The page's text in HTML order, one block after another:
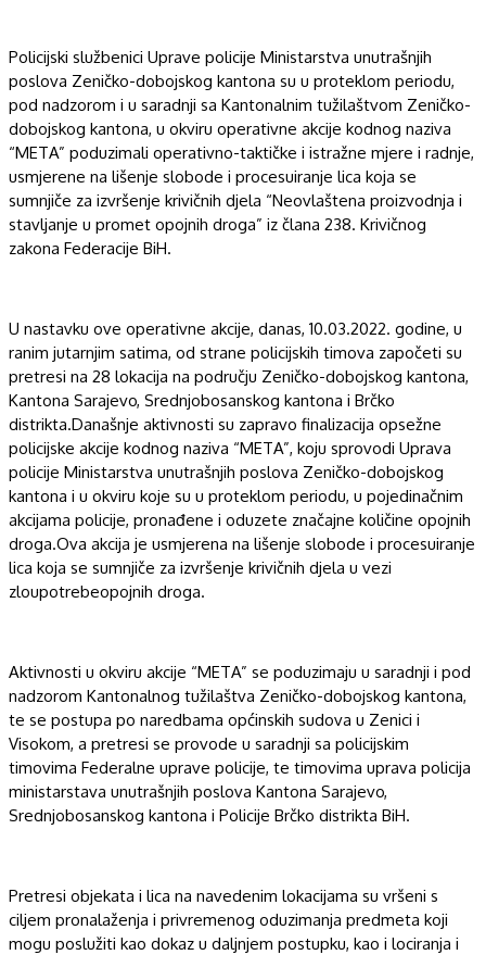
Policijski službenici Uprave policije Ministarstva unutrašnjih
poslova Zeničko-dobojskog kantona su u proteklom periodu,
pod nadzorom i u saradnji sa Kantonalnim tužilaštvom Zeničko-
dobojskog kantona, u okviru operativne akcije kodnog naziva
“META” poduzimali operativno-taktičke i istražne mjere i radnje,
usmjerene na lišenje slobode i procesuiranje lica koja se
sumnjiče za izvršenje krivičnih djela “Neovlaštena proizvodnja i
stavljanje u promet opojnih droga” iz člana 238. Krivičnog
zakona Federacije BiH.
U nastavku ove operativne akcije, danas, 10.03.2022. godine, u
ranim jutarnjim satima, od strane policijskih timova započeti su
pretresi na 28 lokacija na području Zeničko-dobojskog kantona,
Kantona Sarajevo, Srednjobosanskog kantona i Brčko
distrikta.Današnje aktivnosti su zapravo finalizacija opsežne
policijske akcije kodnog naziva “META”, koju sprovodi Uprava
policije Ministarstva unutrašnjih poslova Zeničko-dobojskog
kantona i u okviru koje su u proteklom periodu, u pojedinačnim
akcijama policije, pronađene i oduzete značajne količine opojnih
droga.Ova akcija je usmjerena na lišenje slobode i procesuiranje
lica koja se sumnjiče za izvršenje krivičnih djela u vezi
zloupotrebeopojnih droga.
Aktivnosti u okviru akcije “META” se poduzimaju u saradnji i pod
nadzorom Kantonalnog tužilaštva Zeničko-dobojskog kantona,
te se postupa po naredbama općinskih sudova u Zenici i
Visokom, a pretresi se provode u saradnji sa policijskim
timovima Federalne uprave policije, te timovima uprava policija
ministarstava unutrašnjih poslova Kantona Sarajevo,
Srednjobosanskog kantona i Policije Brčko distrikta BiH.
Pretresi objekata i lica na navedenim lokacijama su vršeni s
ciljem pronalaženja i privremenog oduzimanja predmeta koji
mogu poslužiti kao dokaz u daljnjem postupku, kao i lociranja i